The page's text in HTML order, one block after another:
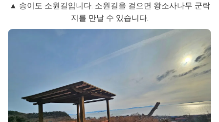
▲ 송이도 소원길입니다. 소원길을 걸으면 왕소사나무 군락
지를 만날 수 있습니다.